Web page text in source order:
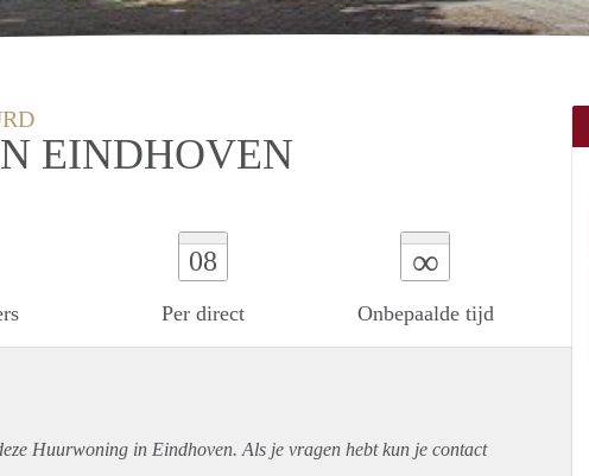
EINDHOVEN
08
Per direct
∞
Onbepaalde tijd
Huurwoning in Eindhoven. Als je vragen hebt kun je contact